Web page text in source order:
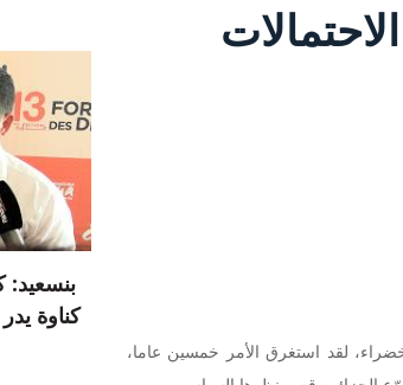
خضراء، لقد استغرق الأمر خمسين عاما،
كناوة يدر 17 درهما على مدينة الصويرة